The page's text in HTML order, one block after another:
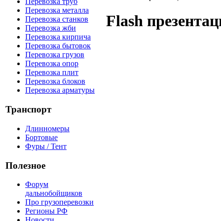
Перевозка металла
Перевозка станков
Перевозка жби
Перевозка кирпича
Перевозка бытовок
Перевозка грузов
Перевозка опор
Перевозка плит
Перевозка блоков
Перевозка арматуры
Транспорт
Длинномеры
Бортовые
Фуры / Тент
Полезное
Форум
дальнобойщиков
Про грузоперевозки
Регионы РФ
Flash